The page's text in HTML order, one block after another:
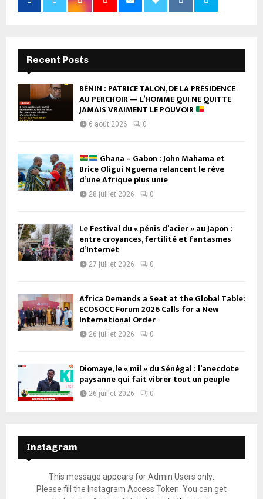
Recent Posts
BÉNIN : PATRICE TALON, DE LA PRÉSIDENCE
AU PERCHOIR — L’HOMME QUI NE QUITTE
JAMAIS VRAIMENT LE POUVOIR
6 août 2026 0
Ghana – Gabon : John Mahama et
Brice Oligui Nguema relancent le rêve
d’une Afrique plus unie
28 juillet 2026 0
Le Festival du « pénis d’acier » au Japon :
entre croyances, fertilité et fantasmes
d’Internet
27 juillet 2026 0
Africa Demands a Seat at the Global Table:
ECOSOCC Forum 2026 Calls for a New
International Order
26 juillet 2026 0
Diomaye, le « mil » du Sénégal : l’anecdote
paysanne qui fait vibrer tout un peuple
26 juillet 2026 0
Instagram
This message appears for Admin Users only:
Please fill the Instagram Access Token. You can get